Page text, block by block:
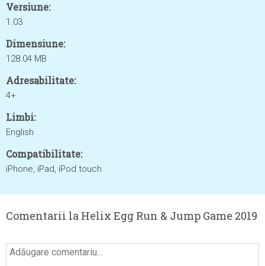
Versiune:
1.03
Dimensiune:
128.04 MB
Adresabilitate:
4+
Limbi:
English
Compatibilitate:
iPhone, iPad, iPod touch
Comentarii la Helix Egg Run & Jump Game 2019